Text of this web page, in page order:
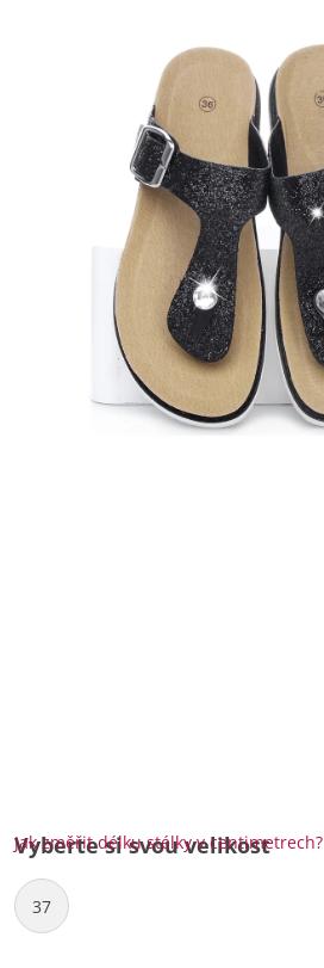
Jak změřit délku stélky v centimetrech?
Vyberte si svou velikost
37